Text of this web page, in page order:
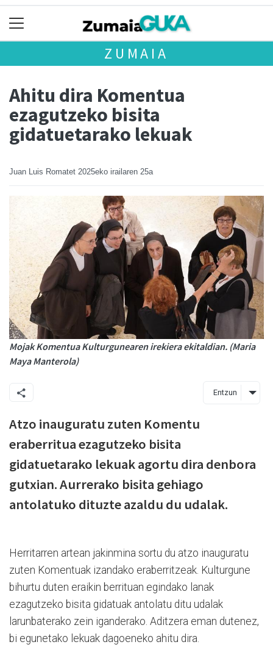
ZUMAIA
Ahitu dira Komentua
ezagutzeko bisita
gidatuetarako lekuak
Juan Luis Romatet 2025eko irailaren 25a
Mojak Komentua Kulturgunearen irekiera ekitaldian. (Maria
Maya Manterola)
Entzun
Atzo inauguratu zuten Komentu
eraberritua ezagutzeko bisita
gidatuetarako lekuak agortu dira denbora
gutxian. Aurrerako bisita gehiago
antolatuko dituzte azaldu du udalak.
Herritarren artean jakinmina sortu du atzo inauguratu
zuten Komentuak izandako eraberritzeak. Kulturgune
bihurtu duten eraikin berrituan egindako lanak
ezagutzeko bisita gidatuak antolatu ditu udalak
larunbaterako zein iganderako. Aditzera eman dutenez,
bi egunetako lekuak dagoeneko ahitu dira.